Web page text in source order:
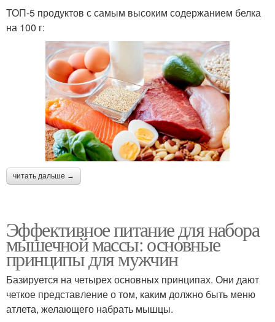
ТОП-5 продуктов с самым высоким содержанием белка
на 100 г:
читать дальше →
Эффективное питание для набора
мышечной массы: основные
принципы для мужчин
Базируется на четырех основных принципах. Они дают
четкое представление о том, каким должно быть меню
атлета, желающего набрать мышцы.